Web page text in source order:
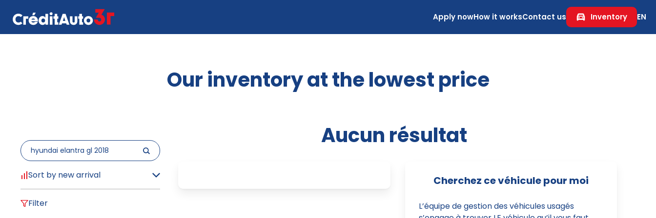
Apply nowHow it worksContact us Inventory EN
Our inventory at the lowest price
Sort by new arrival
Filter
Aucun résultat
Cherchez ce véhicule pour moi
L’équipe de gestion des véhicules usagés